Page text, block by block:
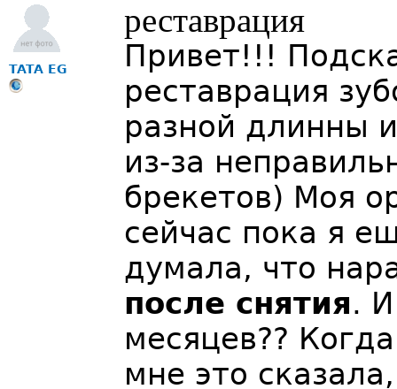
TATA EG
реставрация
Привет!!!
реставрация
разной длинны
из-за
брекетов) Моя
сейчас пока я
думала, что
после снятия.
месяцев??
мне это